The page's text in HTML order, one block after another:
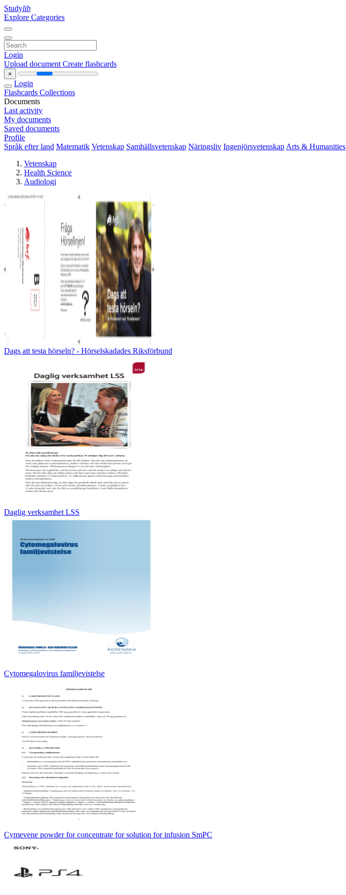
Studylib
Explore Categories
Login
Upload document Create flashcards
×
Login
Flashcards Collections
Documents
Last activity
My documents
Saved documents
Profile
Språk efter land Matematik Vetenskap Samhällsvetenskap Näringsliv Ingenjörsvetenskap Arts & Humanities
Vetenskap
Health Science
Audiologi
Dags att testa hörseln? - Hörselskadades Riksförbund
Daglig verksamhet LSS
Cytomegalovirus familjevistelse
Cymevene powder for concentrate for solution for infusion SmPC